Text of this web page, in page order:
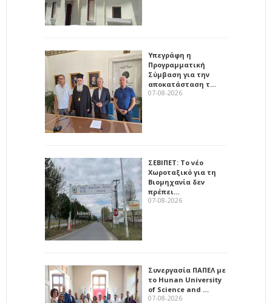
Υπεγράφη η
Προγραμματική
Σύμβαση για την
αποκατάσταση τ…
07-08-2026
ΣΕΒΙΠΕΤ: Το νέο
Χωροταξικό για τη
Βιομηχανία δεν
πρέπει…
07-08-2026
Συνεργασία ΠΑΠΕΛ με
το Hunan University
of Science and …
07-08-2026